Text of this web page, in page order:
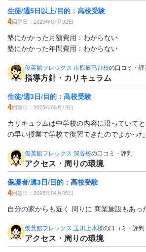
生徒/週5日以上/目的：高校受験
4回答日：2025年07月02日
塾にかかった月額費用：わからない
塾にかかった年間費用：わからない
俊英館フレックス 市原辰巳台校の口コミ・評
指導方針・カリキュラム
生徒/週3日/目的：高校受験
4回答日：2025年06月13日
カリキュラムは中学校の内容に沿っていて
の早い授業で学校で復習できたのでよかった
俊英館フレックス 深谷校の口コミ・評判
アクセス・周りの環境
保護者/週3日/目的：高校受験
4回答日：2025年04月05日
自分の家からも近く 周りに 商業施設もあっ
俊英館フレックス 玉川上水校の口コミ・評判
アクセス・周りの環境